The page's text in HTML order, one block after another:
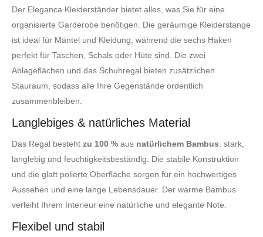
Der Eleganca Kleiderständer bietet alles, was Sie für eine
organisierte Garderobe benötigen. Die geräumige Kleiderstange
ist ideal für Mäntel und Kleidung, während die sechs Haken
perfekt für Taschen, Schals oder Hüte sind. Die zwei
Ablageflächen und das Schuhregal bieten zusätzlichen
Stauraum, sodass alle Ihre Gegenstände ordentlich
zusammenbleiben.
Langlebiges & natürliches Material
Das Regal besteht zu 100 % aus natürlichem Bambus: stark,
langlebig und feuchtigkeitsbeständig. Die stabile Konstruktion
und die glatt polierte Oberfläche sorgen für ein hochwertiges
Aussehen und eine lange Lebensdauer. Der warme Bambus
verleiht Ihrem Interieur eine natürliche und elegante Note.
Flexibel und stabil